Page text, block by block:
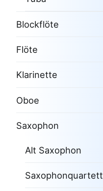
Blockflöte
Flöte
Klarinette
Oboe
Saxophon
Alt Saxophon
Saxophonquartett